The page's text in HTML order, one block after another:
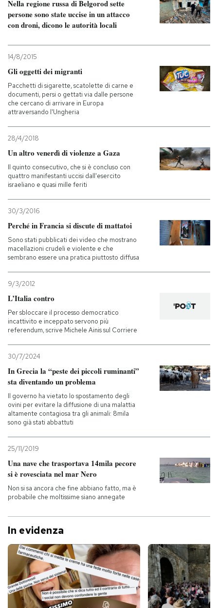
Nella regione russa di Belgorod sette
persone sono state uccise in un attacco
con droni, dicono le autorità locali
14/8/2015
Gli oggetti dei migranti
Pacchetti di sigarette, scatolette di carne e
documenti, persi o gettati via dalle persone
che cercano di arrivare in Europa
attraversando l'Ungheria
28/4/2018
Un altro venerdì di violenze a Gaza
Il quinto consecutivo, che si è concluso con
quattro manifestanti uccisi dall'esercito
israeliano e quasi mille feriti
30/3/2016
Perché in Francia si discute di mattatoi
Sono stati pubblicati dei video che mostrano
macellazioni crudeli e violente e che
sembrano essere una pratica piuttosto diffusa
9/3/2012
L’Italia contro
Per sbloccare il processo democratico
incattivito e inceppato servono più
referendum, scrive Michele Ainis sul Corriere
30/7/2024
In Grecia la “peste dei piccoli ruminanti”
sta diventando un problema
Il governo ha vietato lo spostamento degli
ovini per evitare la diffusione di una malattia
altamente contagiosa tra gli animali: 8mila
sono già stati abbattuti
25/11/2019
Una nave che trasportava 14mila pecore
si è rovesciata nel mar Nero
Non si sa ancora che fine abbiano fatto, ma è
probabile che moltissime siano annegate
In evidenza